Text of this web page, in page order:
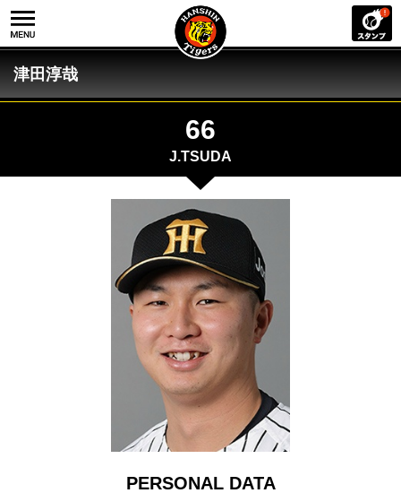
津田淳哉
66
J.TSUDA
PERSONAL DATA